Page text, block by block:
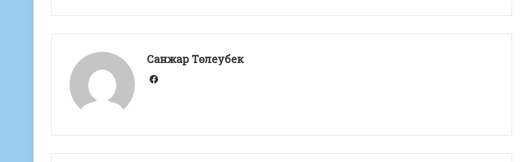
at
s
A
p
p
e
gr
a
m
e
b
o
o
itt
er
t ai
l
ar
e
Санжар Төлеубек
Facebook